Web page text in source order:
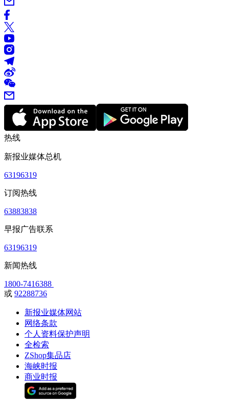
热线
新报业媒体总机
63196319
订阅热线
63883838
早报广告联系
63196319
新闻热线
1800-7416388
或 92288736
新报业媒体网站
网络条款
个人资料保护声明
全检索
ZShop集品店
海峡时报
商业时报